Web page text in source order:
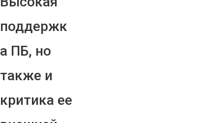
поддержк
а ПБ, но
также и
критика ее